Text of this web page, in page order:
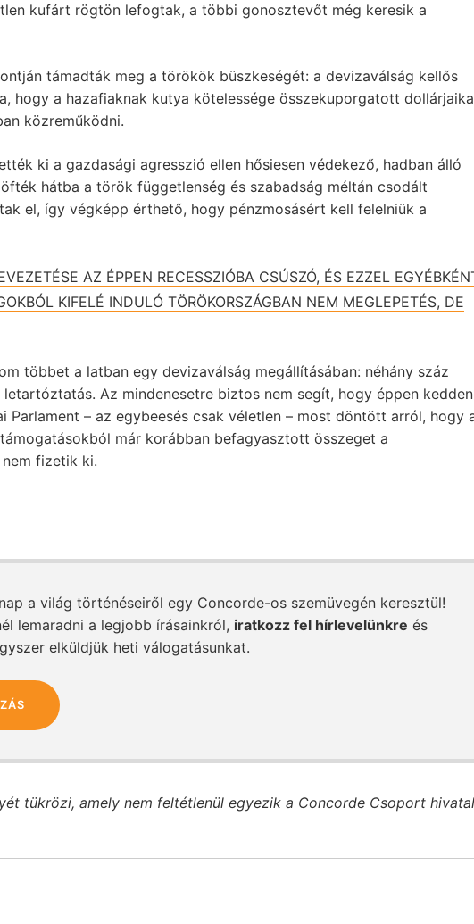
kufárt rögtön lefogtak, a többi gonosztevőt még keresik a
támadták meg a törökök büszkeségét: a devizaválság kellős
hogy a hazafiaknak kutya kötelessége összekuporgatott
közreműködni.
ki a gazdasági agresszió ellen hősiesen védekező, hadban álló
hátba a török függetlenség és szabadság méltán csodált
el, így végképp érthető, hogy pénzmosásért kell felelniük a
AZ ÉPPEN RECESSZIÓBA CSÚSZÓ, ÉS EZZEL
KIFELÉ INDULÓ TÖRÖKORSZÁGBAN NEM MEGLEPETÉS, DE
többet a latban egy devizaválság megállításában: néhány száz
Az mindenesetre biztos nem segít, hogy éppen kedden
– az egybeesés csak véletlen – most döntött arról, hogy
már korábban befagyasztott összeget a
fizetik ki.
a világ történéseiről egy Concorde-os szemüvegén keresztül!
lemaradni a legjobb írásainkról, iratkozz fel hírlevelünkre és
elküldjük heti válogatásunkat.
tükrözi, amely nem feltétlenül egyezik a Concorde Csoport